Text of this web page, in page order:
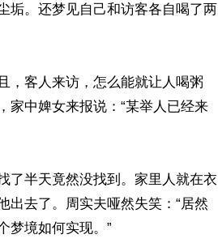
垢。还梦见自己和访客各自喝了两
，客人来访，怎么能就让人喝粥
家中婢女来报说：“某举人已经来
了半天竟然没找到。家里人就在衣
出去了。周实夫哑然失笑：“居然
梦境如何实现。”